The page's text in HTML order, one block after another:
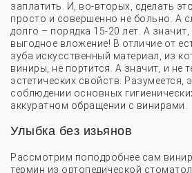
заплатить. И, во-вторых, сделать
просто и совершенно не больно. А
долго – порядка 15-20 лет. А
выгодное вложение! В отличие от
зуба искусственный материал, из
виниры, не портится. А значит, и не
эстетических свойств. Разумеется,
соблюдении основных
аккуратном обращении с винирами.
Улыбка без изьянов
Рассмотрим поподробнее сам
термин из ортопедической